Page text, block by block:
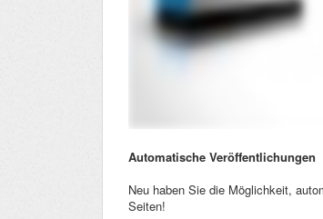
Automatische Veröffentlichungen
Neu haben Sie die Möglichkeit,
Seiten!